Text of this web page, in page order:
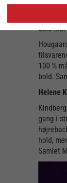
Samlet
Line
100 %
bold.
Helene
gang i
hold,
Samlet